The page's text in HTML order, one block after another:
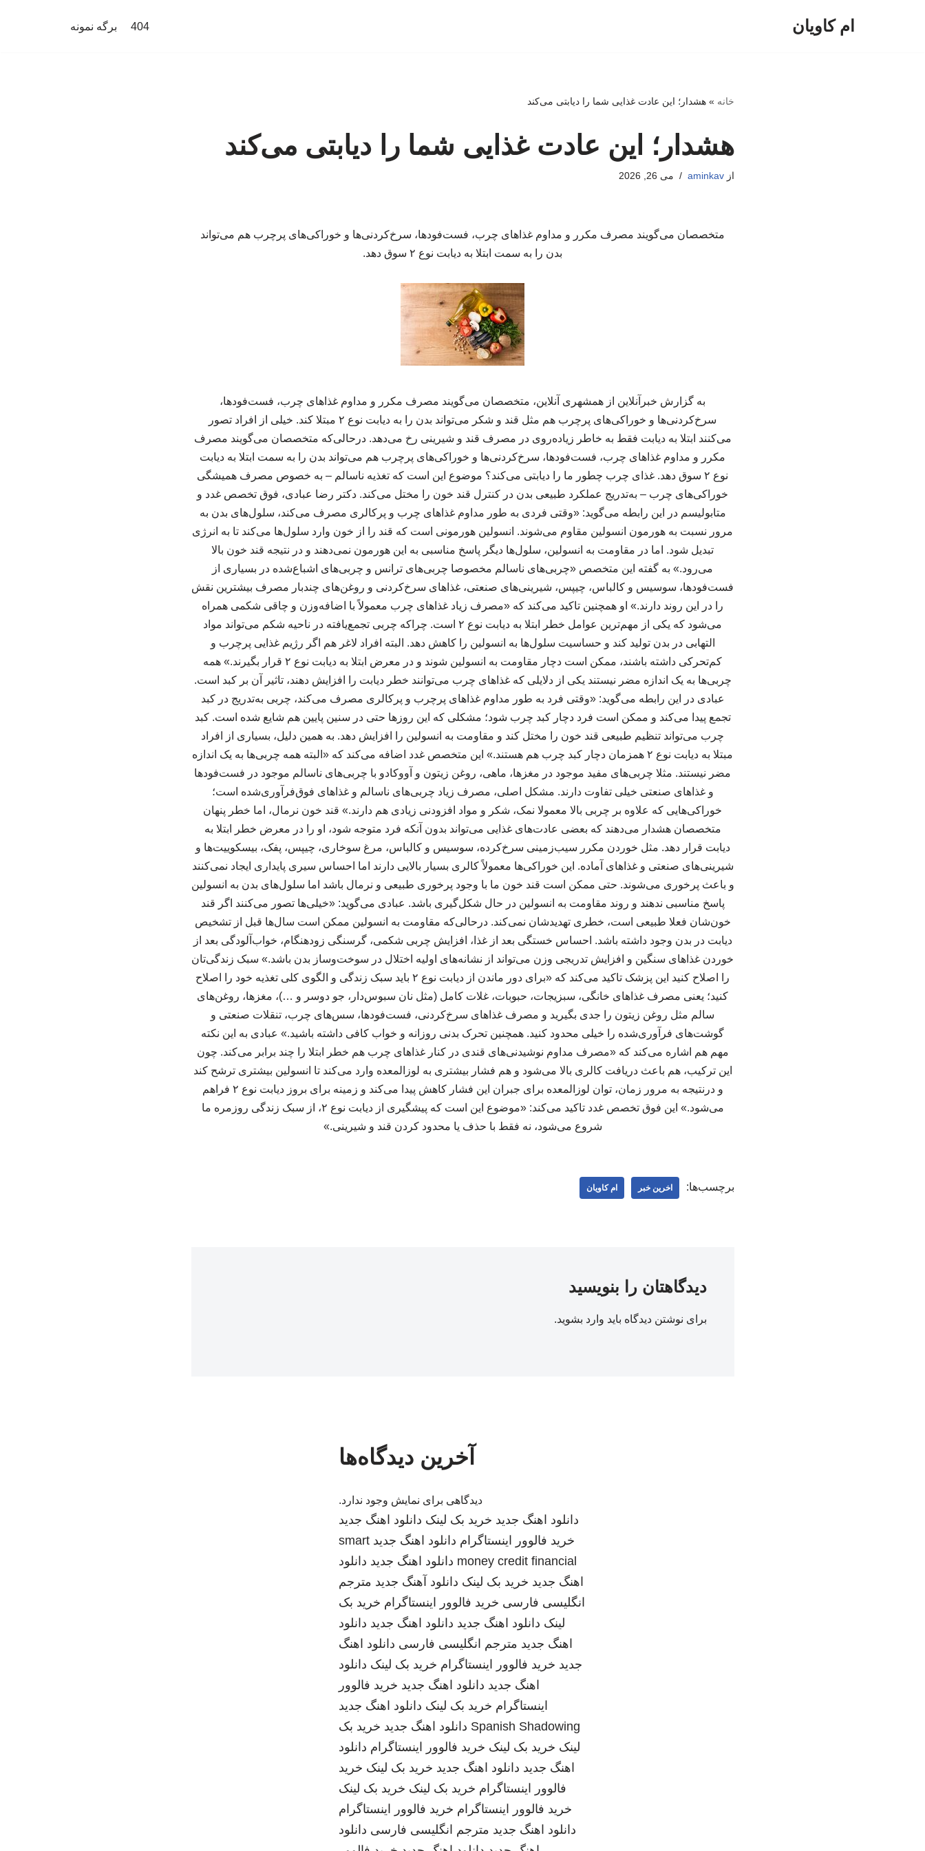
ام کاویان 404 برگه نمونه
خانه »هشدار؛ این عادت غذایی شما را دیابتی می‌کند
هشدار؛ این عادت غذایی شما را دیابتی می‌کند
ازaminkav می 26, 2026
متخصصان می‌گویند مصرف مکرر و مداوم غذاهای چرب، فست‌فودها، سرخ‌کردنی‌ها و خوراکی‌های پرچرب هم می‌تواند
بدن را به سمت ابتلا به دیابت نوع ۲ سوق دهد.
به گزارش خبرآنلاین از همشهری آنلاین، متخصصان می‌گویند مصرف مکرر و مداوم غذاهای چرب، فست‌فودها،
سرخ‌کردنی‌ها و خوراکی‌های پرچرب هم مثل قند و شکر می‌تواند بدن را به دیابت نوع ۲ مبتلا کند. خیلی از افراد تصور
می‌کنند ابتلا به دیابت فقط به خاطر زیاده‌روی در مصرف قند و شیرینی رخ می‌دهد. درحالی‌که متخصصان می‌گویند مصرف
مکرر و مداوم غذاهای چرب، فست‌فودها، سرخ‌کردنی‌ها و خوراکی‌های پرچرب هم می‌تواند بدن را به سمت ابتلا به دیابت
نوع ۲ سوق دهد. غذای چرب چطور ما را دیابتی می‌کند؟ موضوع این است که تغذیه ناسالم – به خصوص مصرف همیشگی
خوراکی‌های چرب – به‌تدریج عملکرد طبیعی بدن در کنترل قند خون را مختل می‌کند. دکتر رضا عبادی، فوق تخصص غدد و
متابولیسم در این رابطه می‌گوید: «وقتی فردی به‌ طور مداوم غذاهای چرب و پرکالری مصرف می‌کند، سلول‌های بدن به
‌مرور نسبت به هورمون انسولین مقاوم می‌شوند. انسولین هورمونی است که قند را از خون وارد سلول‌ها می‌کند تا به انرژی
تبدیل شود. اما در مقاومت به انسولین، سلول‌ها دیگر پاسخ مناسبی به این هورمون نمی‌دهند و در نتیجه قند خون بالا
می‌رود.» به گفته این متخصص «چربی‌های ناسالم مخصوصا چربی‌های ترانس و چربی‌های اشباع‌شده در بسیاری از
فست‌فودها، سوسیس و کالباس، چیپس، شیرینی‌های صنعتی، غذاهای سرخ‌کردنی و روغن‌های چندبار مصرف بیشترین نقش
را در این روند دارند.» او همچنین تاکید می‌کند که «مصرف زیاد غذاهای چرب معمولاً با اضافه‌وزن و چاقی شکمی همراه
می‌شود که یکی از مهم‌ترین عوامل خطر ابتلا به دیابت نوع ۲ است. چراکه چربی تجمع‌یافته در ناحیه شکم می‌تواند مواد
التهابی در بدن تولید کند و حساسیت سلول‌ها به انسولین را کاهش دهد. البته افراد لاغر هم اگر رژیم غذایی پرچرب و
کم‌تحرکی داشته باشند، ممکن است دچار مقاومت به انسولین شوند و در معرض ابتلا به دیابت نوع ۲ قرار بگیرند.» همه
چربی‌ها به یک اندازه مضر نیستند یکی از دلایلی که غذاهای چرب می‌توانند خطر دیابت را افزایش دهند، تاثیر آن بر کبد است.
عبادی در این رابطه می‌گوید: «وقتی فرد به‌ طور مداوم غذاهای پرچرب و پرکالری مصرف می‌کند، چربی به‌تدریج در کبد
تجمع پیدا می‌کند و ممکن است فرد دچار کبد چرب شود؛ مشکلی که این روزها حتی در سنین پایین هم شایع شده است. کبد
چرب می‌تواند تنظیم طبیعی قند خون را مختل کند و مقاومت به انسولین را افزایش دهد. به همین دلیل، بسیاری از افراد
مبتلا به دیابت نوع ۲ همزمان دچار کبد چرب هم هستند.» این متخصص غدد اضافه می‌کند که «البته همه چربی‌ها به یک اندازه
مضر نیستند. مثلا چربی‌های مفید موجود در مغزها، ماهی، روغن زیتون و آووکادو با چربی‌های ناسالم موجود در فست‌فودها
و غذاهای صنعتی خیلی تفاوت دارند. مشکل اصلی، مصرف زیاد چربی‌های ناسالم و غذاهای فوق‌فرآوری‌شده است؛
خوراکی‌هایی که علاوه بر چربی بالا معمولا نمک، شکر و مواد افزودنی زیادی هم دارند.» قند خون نرمال، اما خطر پنهان
متخصصان هشدار می‌دهند که بعضی عادت‌های غذایی می‌تواند بدون آنکه فرد متوجه شود، او را در معرض خطر ابتلا به
دیابت قرار دهد. مثل خوردن مکرر سیب‌زمینی سرخ‌کرده، سوسیس و کالباس، مرغ سوخاری، چیپس، پفک، بیسکوییت‌ها و
شیرینی‌های صنعتی و غذاهای آماده. این خوراکی‌ها معمولاً کالری بسیار بالایی دارند اما احساس سیری پایداری ایجاد نمی‌کنند
و باعث پرخوری می‌شوند. حتی ممکن است قند خون ما با وجود پرخوری طبیعی و نرمال باشد اما سلول‌های بدن به انسولین
پاسخ مناسبی ندهند و روند مقاومت به انسولین در حال شکل‌گیری باشد. عبادی می‌گوید: «خیلی‌ها تصور می‌کنند اگر قند
خون‌شان فعلا طبیعی است، خطری تهدیدشان نمی‌کند. درحالی‌که مقاومت به انسولین ممکن است سال‌ها قبل از تشخیص
دیابت در بدن وجود داشته باشد. احساس خستگی بعد از غذا، افزایش چربی شکمی، گرسنگی زودهنگام، خواب‌آلودگی بعد از
خوردن غذاهای سنگین و افزایش تدریجی وزن می‌تواند از نشانه‌های اولیه اختلال در سوخت‌وساز بدن باشد.» سبک زندگی‌تان
را اصلاح کنید این پزشک تاکید می‌کند که «برای دور ماندن از دیابت نوع ۲ باید سبک زندگی و الگوی کلی تغذیه خود را اصلاح
کنید؛ یعنی مصرف غذاهای خانگی، سبزیجات، حبوبات، غلات کامل (مثل نان سبوس‌دار، جو دوسر و …)، مغزها، روغن‌های
سالم مثل روغن زیتون را جدی بگیرید و مصرف غذاهای سرخ‌کردنی، فست‌فودها، سس‌های چرب، تنقلات صنعتی و
گوشت‌های فرآوری‌شده را خیلی محدود کنید. همچنین تحرک بدنی روزانه و خواب کافی داشته باشید.» عبادی به این نکته
مهم هم اشاره می‌کند که «مصرف مداوم نوشیدنی‌های قندی در کنار غذاهای چرب هم خطر ابتلا را چند برابر می‌کند. چون
این ترکیب، هم باعث دریافت کالری بالا می‌شود و هم فشار بیشتری به لوزالمعده وارد می‌کند تا انسولین بیشتری ترشح کند
و درنتیجه به‌ مرور زمان، توان لوزالمعده برای جبران این فشار کاهش پیدا می‌کند و زمینه برای بروز دیابت نوع ۲ فراهم
می‌شود.» این فوق تخصص غدد تاکید می‌کند: «موضوع این است که پیشگیری از دیابت نوع ۲، از سبک زندگی روزمره ما
شروع می‌شود، نه فقط با حذف یا محدود کردن قند و شیرینی.»
برچسب‌ها: اخرین خبر ام کاویان
دیدگاهتان را بنویسید
برای نوشتن دیدگاه باید وارد بشوید.
آخرین دیدگاه‌ها
دیدگاهی برای نمایش وجود ندارد.
دانلود اهنگ جدید خرید بک لینک دانلود اهنگ جدید
خرید فالوور اینستاگرام دانلود اهنگ جدید smart
money credit financial دانلود اهنگ جدید دانلود
اهنگ جدید خرید بک لینک دانلود آهنگ جدید مترجم
انگلیسی فارسی خرید فالوور اینستاگرام خرید بک
لینک دانلود اهنگ جدید دانلود اهنگ جدید دانلود
اهنگ جدید مترجم انگلیسی فارسی دانلود اهنگ
جدید خرید فالوور اینستاگرام خرید بک لینک دانلود
اهنگ جدید دانلود اهنگ جدید خرید فالوور
اینستاگرام خرید بک لینک دانلود اهنگ جدید
Spanish Shadowing دانلود اهنگ جدید خرید بک
لینک خرید بک لینک خرید فالوور اینستاگرام دانلود
اهنگ جدید دانلود اهنگ جدید خرید بک لینک خرید
فالوور اینستاگرام خرید بک لینک خرید بک لینک
خرید فالوور اینستاگرام خرید فالوور اینستاگرام
دانلود اهنگ جدید مترجم انگلیسی فارسی دانلود